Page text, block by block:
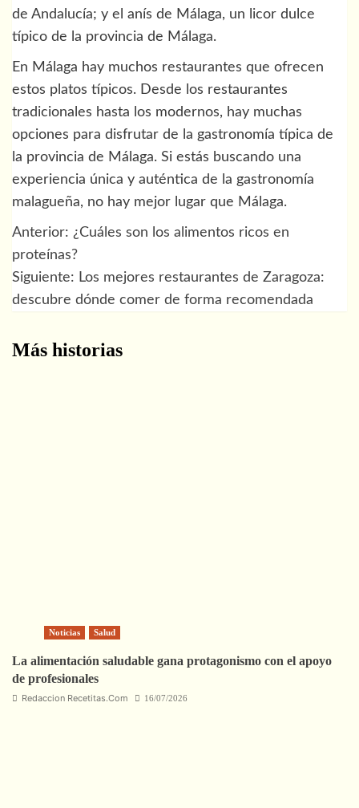
de Andalucía; y el anís de Málaga, un licor dulce
típico de la provincia de Málaga.
En Málaga hay muchos restaurantes que ofrecen
estos platos típicos. Desde los restaurantes
tradicionales hasta los modernos, hay muchas
opciones para disfrutar de la gastronomía típica de
la provincia de Málaga. Si estás buscando una
experiencia única y auténtica de la gastronomía
malagueña, no hay mejor lugar que Málaga.
Navegación
de
entradas
Anterior: ¿Cuáles son los alimentos ricos en
proteínas?
Siguiente: Los mejores restaurantes de Zaragoza:
descubre dónde comer de forma recomendada
Más historias
Noticias Salud
La alimentación saludable gana protagonismo con el apoyo
de profesionales
Redaccion Recetitas.Com 16/07/2026